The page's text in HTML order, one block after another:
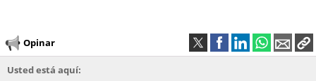
Opinar
Usted está aquí: